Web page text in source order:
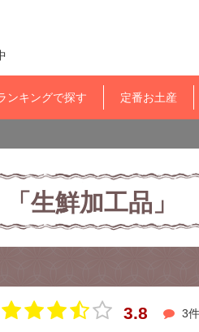
ンキングで探す 定番お土産
生鮮加工品」
3.8 3件